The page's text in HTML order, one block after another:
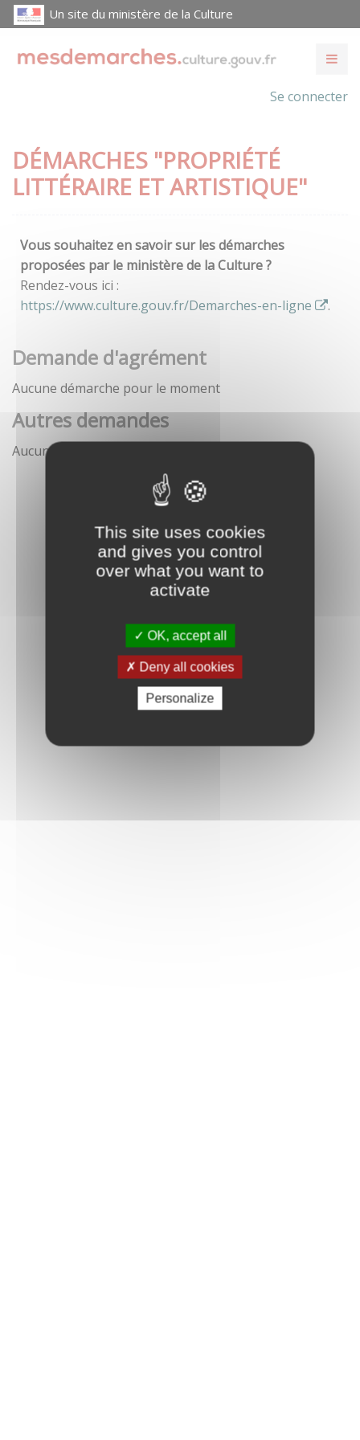
This site uses cookies
and gives you control
over what you want to
activate
OK, accept all
Deny all cookies
Personalize
Un site du ministère de la Culture
Se connecter
DÉMARCHES "PROPRIÉTÉ
LITTÉRAIRE ET ARTISTIQUE"
Vous souhaitez en savoir sur les démarches
proposées par le ministère de la Culture ?
Rendez-vous ici :
https://www.culture.gouv.fr/Demarches-en-ligne
.
Demande d'agrément
Aucune démarche pour le moment
Autres demandes
Aucune démarche pour le moment